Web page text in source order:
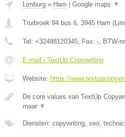
Limburg » Ham Google maps ▼
Truibroek 94 bus 6, 3945 Ham (
Tel: +32498120345, Fax: -, BTW-
E-mail › TextUp Copywriting
Website: https://
De core values van TextUp
maar ▼
Diensten: copywriting, seo,